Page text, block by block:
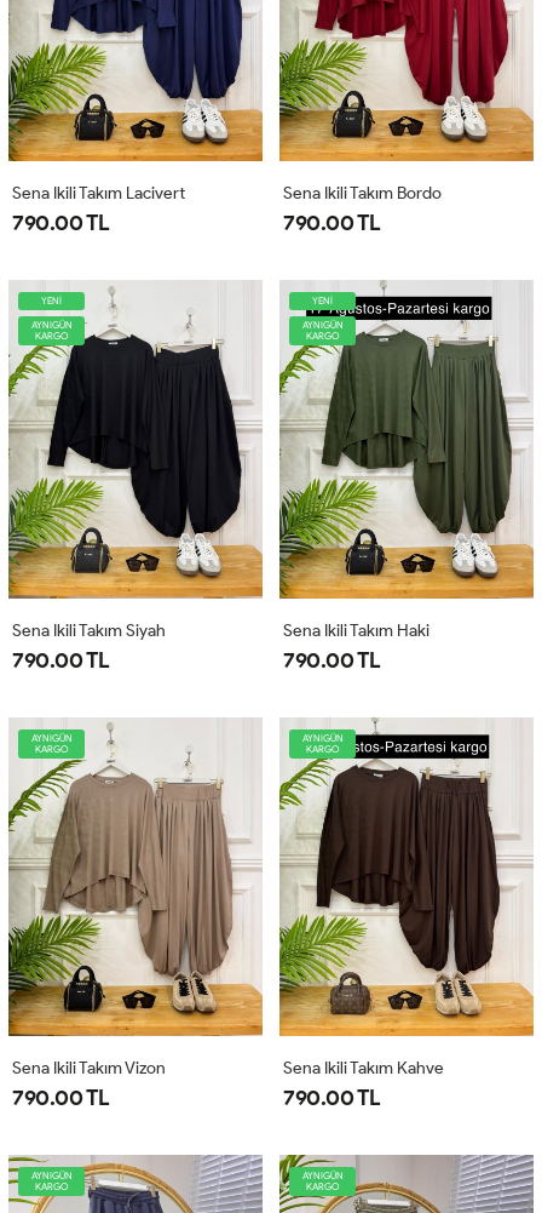
Sena Ikili Takım Lacivert
790.00 TL
Sena Ikili Takım Bordo
790.00 TL
YENİ
AYNIGÜN
KARGO
Sena Ikili Takım Siyah
790.00 TL
YENİ
AYNIGÜN
KARGO
Sena Ikili Takım Haki
790.00 TL
AYNIGÜN
KARGO
Sena Ikili Takım Vizon
790.00 TL
AYNIGÜN
KARGO
Sena Ikili Takım Kahve
790.00 TL
AYNIGÜN
KARGO
AYNIGÜN
KARGO